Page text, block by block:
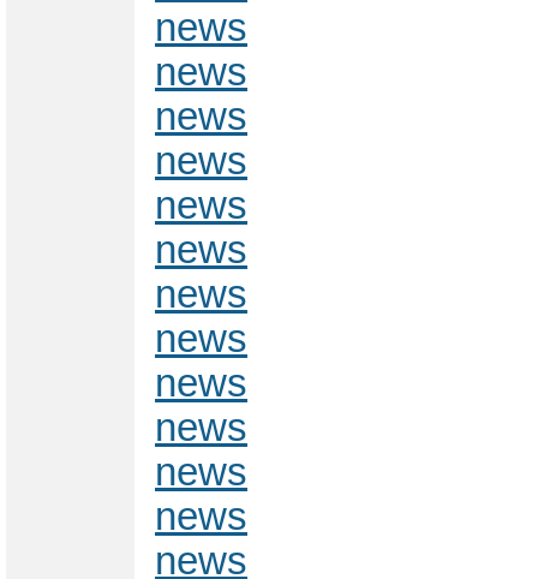
news
news
news
news
news
news
news
news
news
news
news
news
news